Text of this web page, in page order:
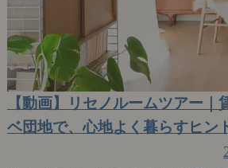
【動画】リセノルームツアー｜
ベ団地で、心地よく暮らすヒン